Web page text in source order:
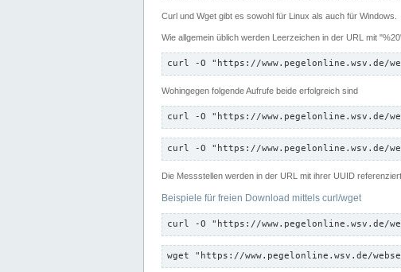
Curl und Wget gibt es sowohl für Linux als auch für Windows.
Wie allgemein üblich werden Leerzeichen in der URL mit
curl -O "https://www.pegelonline.wsv.de/
Wohingegen folgende Aufrufe beide erfolgreich sind
curl -O "https://www.pegelonline.wsv.de/
curl -O "https://www.pegelonline.wsv.de/
Die Messstellen werden in der URL mit ihrer UUID
Beispiele für freien Download mittels curl/wget
curl -O "https://www.pegelonline.wsv.de/
wget "https://www.pegelonline.wsv.de/